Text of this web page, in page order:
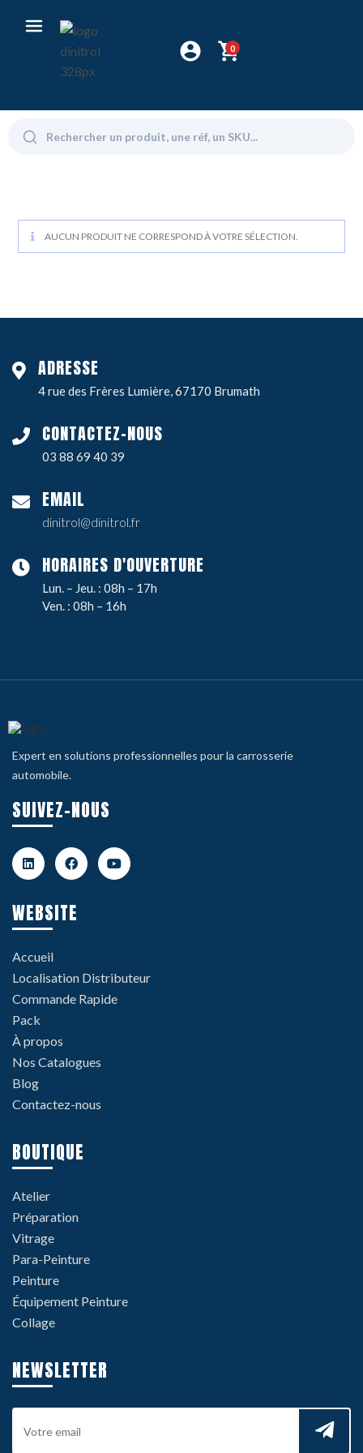
0
AUCUN PRODUIT NE CORRESPOND À VOTRE SÉLECTION.
ADRESSE
4 rue des Frères Lumière, 67170 Brumath
CONTACTEZ-NOUS
03 88 69 40 39
EMAIL
dinitrol@dinitrol.fr
HORAIRES D'OUVERTURE
Lun. – Jeu. : 08h – 17h
Ven. : 08h – 16h
Expert en solutions professionnelles pour la carrosserie
automobile.
SUIVEZ-NOUS
WEBSITE
Accueil
Localisation Distributeur
Commande Rapide
Pack
À propos
Nos Catalogues
Blog
Contactez-nous
BOUTIQUE
Atelier
Préparation
Vitrage
Para-Peinture
Peinture
Équipement Peinture
Collage
NEWSLETTER